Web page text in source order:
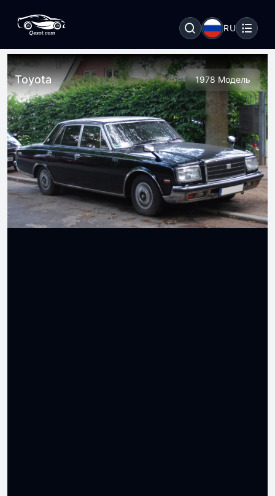
RU
Toyota 1978 Модель